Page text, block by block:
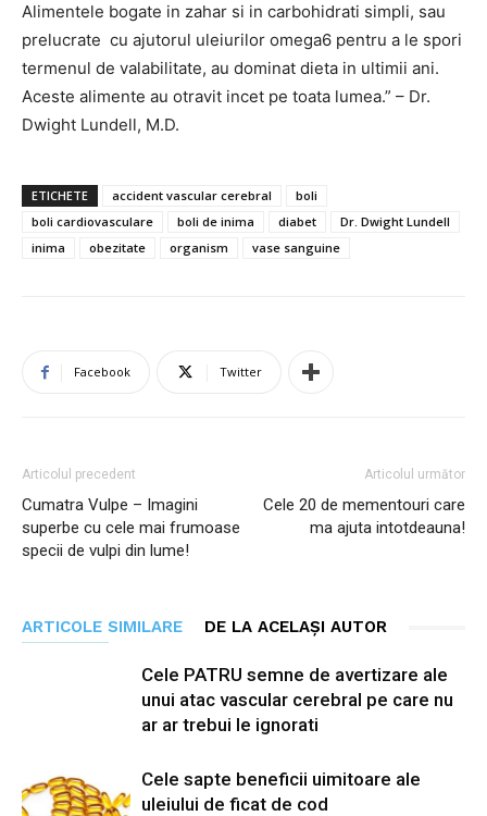
Alimentele bogate in zahar si in carbohidrati simpli, sau
prelucrate cu ajutorul uleiurilor omega6 pentru a le spori
termenul de valabilitate, au dominat dieta in ultimii ani.
Aceste alimente au otravit incet pe toata lumea.” – Dr.
Dwight Lundell, M.D.
ETICHETE accident vascular cerebral
boli
boli cardiovasculare
boli de inima diabet
Dr. Dwight Lundell
inima
obezitate organism vase sanguine
Facebook Twitter
Articolul precedent
Cumatra Vulpe – Imagini
superbe cu cele mai frumoase
specii de vulpi din lume!
Articolul următor
Cele 20 de mementouri care
ma ajuta intotdeauna!
ARTICOLE SIMILARE DE LA ACELAȘI AUTOR
Cele PATRU semne de avertizare ale
unui atac vascular cerebral pe care nu
ar ar trebui le ignorati
Cele sapte beneficii uimitoare ale
uleiului de ficat de cod